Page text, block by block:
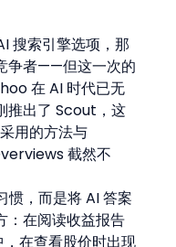
搜索引擎选项，那
争者——但这一次的
在 AI 时代已无
推出了 Scout，这
用的方法与
截然不
惯，而是将 AI 答案
：在阅读收益报告
在查看股价时出现